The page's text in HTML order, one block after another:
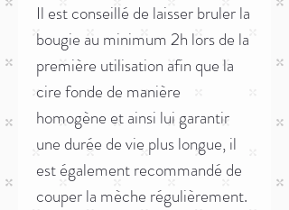
Il est conseillé de laisser bruler la
bougie au minimum 2h lors de la
première utilisation afin que la
cire fonde de manière
homogène et ainsi lui garantir
une durée de vie plus longue, il
est également recommandé de
couper la mèche régulièrement.